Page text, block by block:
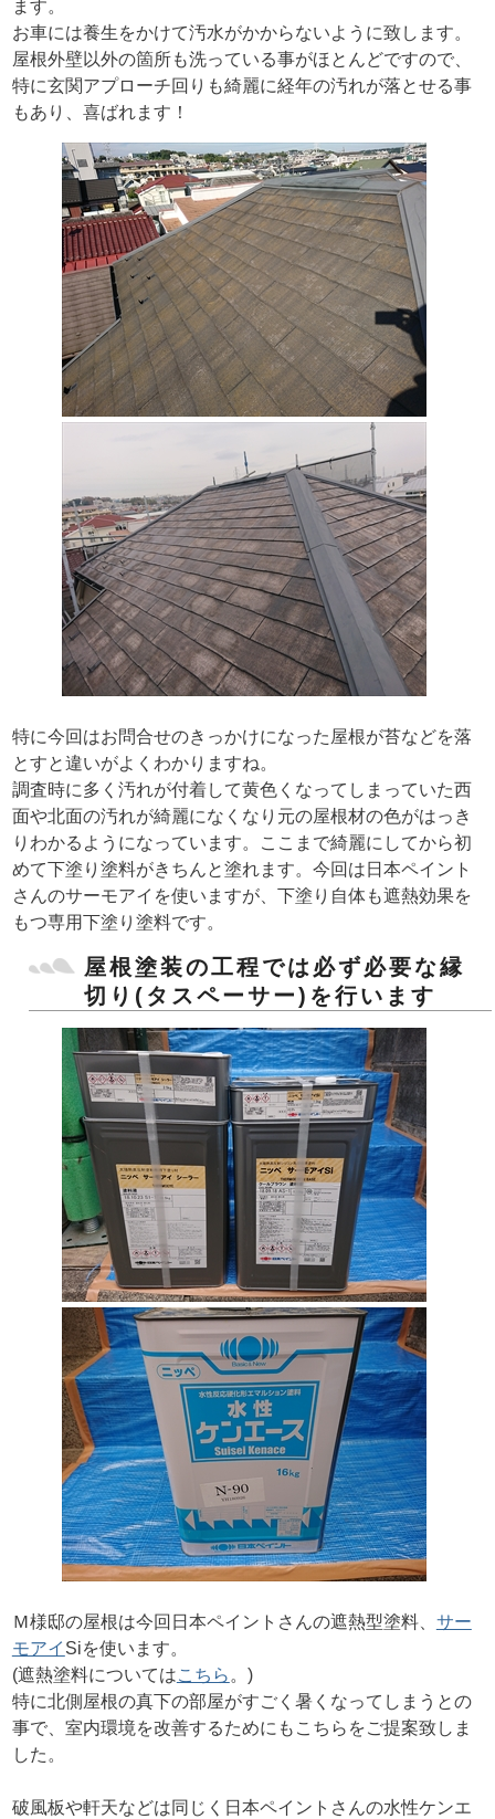
ます。
お車には養生をかけて汚水がかからないように致します。
屋根外壁以外の箇所も洗っている事がほとんどですので、
特に玄関アプローチ回りも綺麗に経年の汚れが落とせる事
もあり、喜ばれます！
特に今回はお問合せのきっかけになった屋根が苔などを落
とすと違いがよくわかりますね。
調査時に多く汚れが付着して黄色くなってしまっていた西
面や北面の汚れが綺麗になくなり元の屋根材の色がはっき
りわかるようになっています。ここまで綺麗にしてから初
めて下塗り塗料がきちんと塗れます。今回は日本ペイント
さんのサーモアイを使いますが、下塗り自体も遮熱効果を
もつ専用下塗り塗料です。
屋根塗装の工程では必ず必要な縁
切り(タスペーサー)を行います
Ｍ様邸の屋根は今回日本ペイントさんの遮熱型塗料、 サー
モアイ Siを使います。
(遮熱塗料についてはこちら。)
特に北側屋根の真下の部屋がすごく暑くなってしまうとの
事で、室内環境を改善するためにもこちらをご提案致しま
した。
破風板や軒天などは同じく日本ペイントさんの水性ケンエ